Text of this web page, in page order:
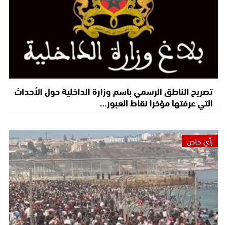
تصريح الناطق الرسمي باسم وزارة الداخلية حول الأحداث
التي عرفتها مؤخرا نقاط العبور…
رأي خاص